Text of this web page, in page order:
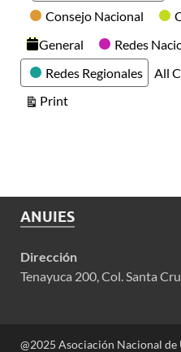
Consejo Nacional
General
Redes
Redes Regionales
All
PrintView
ANUIES
Dirección
Tenayuca 200, Col. Santa
@2025 Asociación Nacional